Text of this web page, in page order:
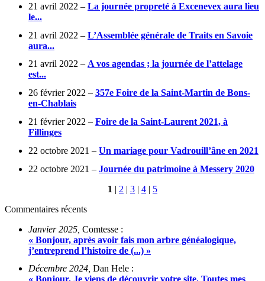
21 avril 2022 – La journée propreté à Excenevex aura lieu
le...
21 avril 2022 – L’Assemblée générale de Traits en Savoie
aura...
21 avril 2022 – A vos agendas ; la journée de l’attelage
est...
26 février 2022 – 357e Foire de la Saint-Martin de Bons-
en-Chablais
21 février 2022 – Foire de la Saint-Laurent 2021, à
Fillinges
22 octobre 2021 – Un mariage pour Vadrouill’âne en 2021
22 octobre 2021 – Journée du patrimoine à Messery 2020
1 | 2 | 3 | 4 | 5
Commentaires récents
Janvier 2025, Comtesse :
« Bonjour, après avoir fais mon arbre généalogique,
j’entreprend l’histoire de (...) »
Décembre 2024, Dan Hele :